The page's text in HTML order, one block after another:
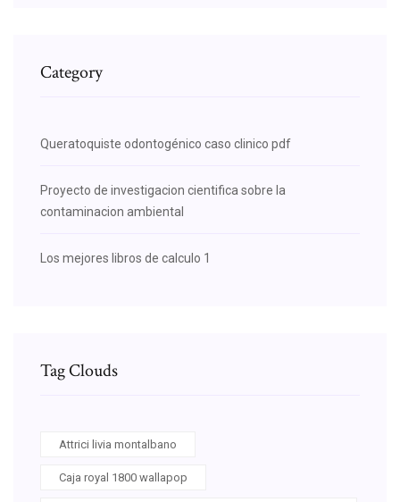
Category
Queratoquiste odontogénico caso clinico pdf
Proyecto de investigacion cientifica sobre la
contaminacion ambiental
Los mejores libros de calculo 1
Tag Clouds
Attrici livia montalbano
Caja royal 1800 wallapop